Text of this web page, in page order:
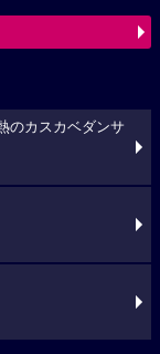
のカスカベダンサ